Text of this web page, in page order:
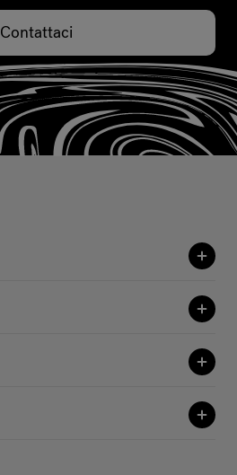
Contattaci